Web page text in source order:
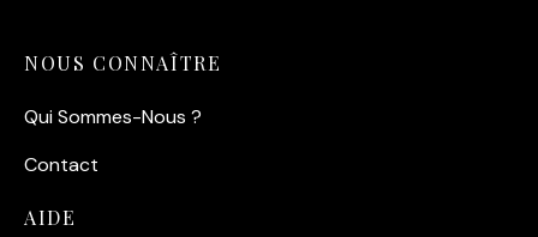
NOUS CONNAÎTRE
Qui Sommes-Nous ?
Contact
AIDE